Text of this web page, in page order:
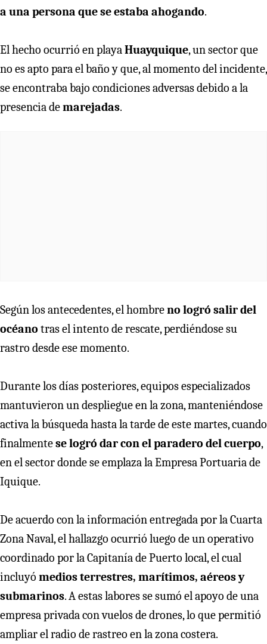
a una persona que se estaba ahogando.
El hecho ocurrió en playaHuayquique, un sector que
no es apto para el baño y que, al momento del incidente,
se encontraba bajo condiciones adversas debido a la
presencia demarejadas.
Según los antecedentes, el hombreno logró salir del
océano tras el intento de rescate, perdiéndose su
rastro desde ese momento.
Durante los días posteriores, equipos especializados
mantuvieron un despliegue en la zona, manteniéndose
activa la búsqueda hasta la tarde de este martes, cuando
finalmentese logró dar con el paradero del cuerpo,
en el sector donde se emplaza la Empresa Portuaria de
Iquique.
De acuerdo con la información entregada por la Cuarta
Zona Naval, el hallazgo ocurrió luego de un operativo
coordinado por la Capitanía de Puerto local, el cual
incluyó medios terrestres, marítimos, aéreos y
submarinos. A estas labores se sumó el apoyo de una
empresa privada con vuelos de drones, lo que permitió
ampliar el radio de rastreo en la zona costera.